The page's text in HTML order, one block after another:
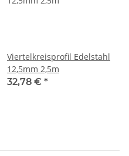
Viertelkreisprofil Edelstahl
12,5mm 2,5m
32,78 € *